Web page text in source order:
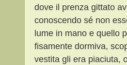
dove il prenza gittato
conoscendo sé non
lume in mano e quello
fisamente dormiva,
vestita gli era piaciuta,